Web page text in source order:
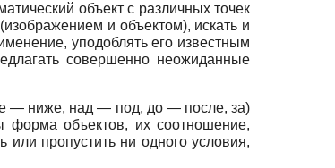
объект с различных точек
и объектом), искать и
уподоблять его известным
совершенно неожиданные
— ниже, над — под, до — после, за)
форма объектов, их соотношение,
пропустить ни одного условия,